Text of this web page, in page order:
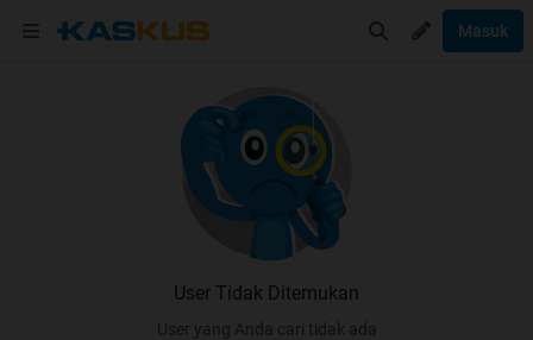
Masuk
User Tidak Ditemukan
User yang Anda cari tidak ada